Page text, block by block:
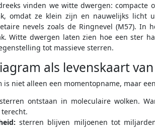
vinden we witte dwergen: compacte
omdat ze klein zijn en nauwelijks licht
nevels zoals de Ringnevel (M57). In
Witte dwergen laten zien hoe een ster
tot massieve sterren.
als levenskaart
is niet alleen een momentopname, maar
sterren ontstaan in moleculaire wolken.
sterren blijven miljoenen tot